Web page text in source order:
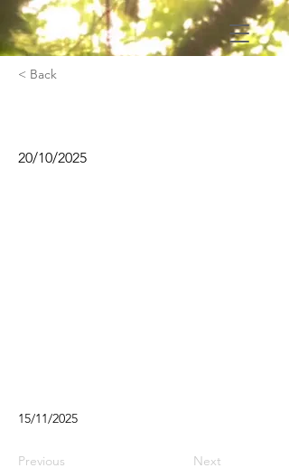
< Back
20/10/2025
15/11/2025
Previous Next